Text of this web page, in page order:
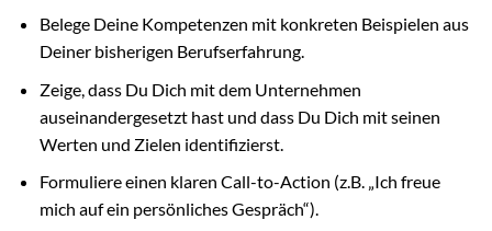
Belege Deine Kompetenzen mit konkreten Beispielen aus
Deiner bisherigen Berufserfahrung.
Zeige, dass Du Dich mit dem Unternehmen
auseinandergesetzt hast und dass Du Dich mit seinen
Werten und Zielen identifizierst.
Formuliere einen klaren Call-to-Action (z.B. „Ich freue
mich auf ein persönliches Gespräch“).